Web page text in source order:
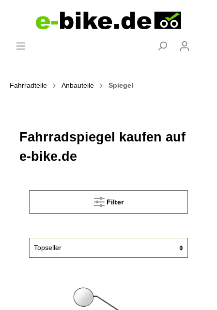
Fahrradteile Anbauteile Spiegel
Fahrradspiegel kaufen auf
e-bike.de
Filter